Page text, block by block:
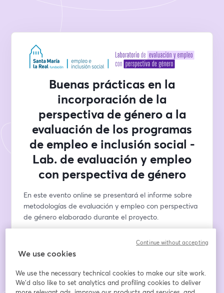
Buenas prácticas en la
incorporación de la
perspectiva de género a la
evaluación de los programas
de empleo e inclusión social -
Lab. de evaluación y empleo
con perspectiva de género
En este evento online se presentará el informe sobre
metodologías de evaluación y empleo con perspectiva
de género elaborado durante el proyecto.
Vorname*
We use cookies
We use the necessary technical cookies to make our site work.
We'd also like to set analytics and profiling cookies to deliver
Continue without accepting